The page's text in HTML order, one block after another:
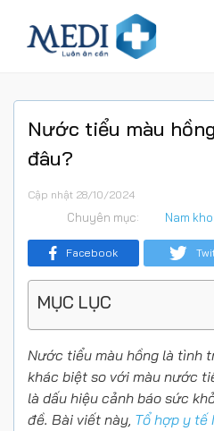
Nước tiểu màu
đâu?
Cập nhật 28/10/2024
Chuyên mục: Nam
Facebook
MỤC LỤC
Nước tiểu màu hồng là tình
khác biệt so với màu nước
là dấu hiệu cảnh báo sức
đề. Bài viết này, Tổ hợp y tế